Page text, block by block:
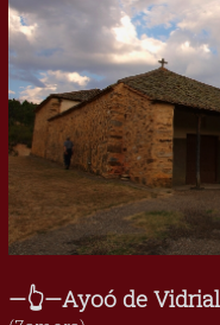
—👆—Ayoó de